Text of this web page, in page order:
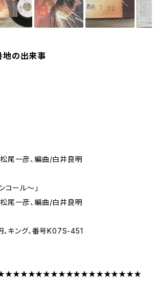
地の出来事
尾一彦、編曲/白井良明
コール～」
尾一彦、編曲/白井良明
キング、番号K07S-451